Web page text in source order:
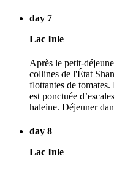
day 7
Lac Inle
Après le petit-
collines de l'État
flottantes de
est ponctuée
haleine. Déjeuner
day 8
Lac Inle